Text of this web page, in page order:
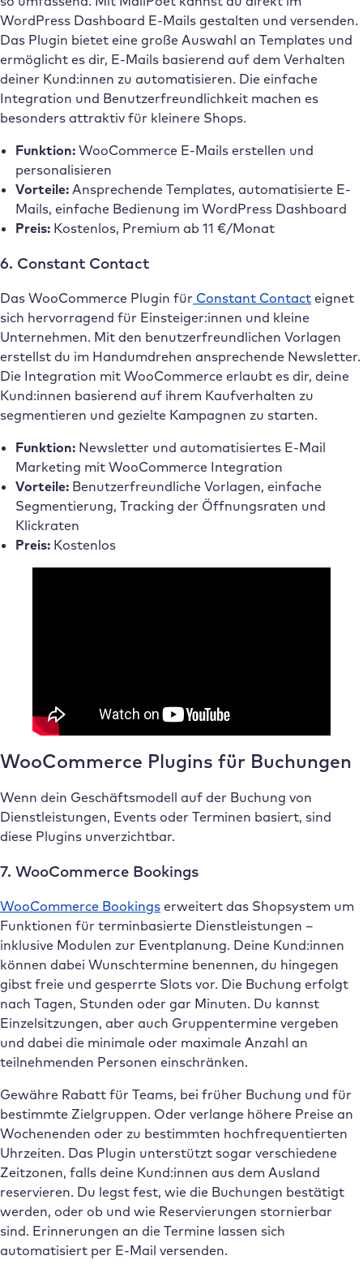
WordPress Dashboard E-Mails gestalten und versenden.
Das Plugin bietet eine große Auswahl an Templates und
ermöglicht es dir, E-Mails basierend auf dem Verhalten
deiner Kund:innen zu automatisieren. Die einfache
Integration und Benutzerfreundlichkeit machen es
besonders attraktiv für kleinere Shops.
Funktion:WooCommerce E-Mails erstellen und
personalisieren
Vorteile: Ansprechende Templates, automatisierte E-
Mails, einfache Bedienung im WordPress Dashboard
Preis:Kostenlos, Premium ab 11 €/Monat
6. Constant Contact
Das WooCommerce Plugin für Constant Contact eignet
sich hervorragend für Einsteiger:innen und kleine
Unternehmen. Mit den benutzerfreundlichen Vorlagen
erstellst du im Handumdrehen ansprechende Newsletter.
Die Integration mit WooCommerce erlaubt es dir, deine
Kund:innen basierend auf ihrem Kaufverhalten zu
segmentieren und gezielte Kampagnen zu starten.
Funktion:Newsletter und automatisiertes E-Mail
Marketing mit WooCommerce Integration
Vorteile:Benutzerfreundliche Vorlagen, einfache
Segmentierung, Tracking der Öffnungsraten und
Klickraten
Preis:Kostenlos
WooCommerce Plugins für Buchungen
Wenn dein Geschäftsmodell auf der Buchung von
Dienstleistungen, Events oder Terminen basiert, sind
diese Plugins unverzichtbar.
7. WooCommerce Bookings
WooCommerce Bookings erweitert das Shopsystem um
Funktionen für terminbasierte Dienstleistungen –
inklusive Modulen zur Eventplanung. Deine Kund:innen
können dabei Wunschtermine benennen, du hingegen
gibst freie und gesperrte Slots vor. Die Buchung erfolgt
nach Tagen, Stunden oder gar Minuten. Du kannst
Einzelsitzungen, aber auch Gruppentermine vergeben
und dabei die minimale oder maximale Anzahl an
teilnehmenden Personen einschränken.
Gewähre Rabatt für Teams, bei früher Buchung und für
bestimmte Zielgruppen. Oder verlange höhere Preise an
Wochenenden oder zu bestimmten hochfrequentierten
Uhrzeiten. Das Plugin unterstützt sogar verschiedene
Zeitzonen, falls deine Kund:innen aus dem Ausland
reservieren. Du legst fest, wie die Buchungen bestätigt
werden, oder ob und wie Reservierungen stornierbar
sind. Erinnerungen an die Termine lassen sich
automatisiert per E-Mail versenden.